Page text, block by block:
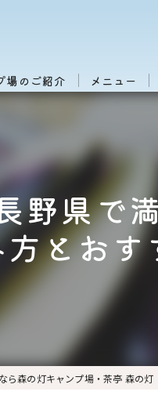
場のご紹介 メニュー
野県で
方とお
ら森の灯キャンプ場・茶亭 森の灯